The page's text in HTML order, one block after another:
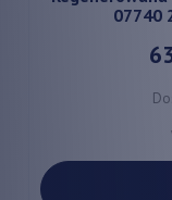
07740